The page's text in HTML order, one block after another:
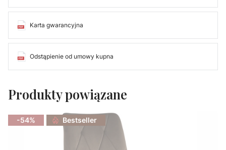
Karta gwarancyjna
Odstąpienie od umowy kupna
Produkty powiązane
-54% Bestseller